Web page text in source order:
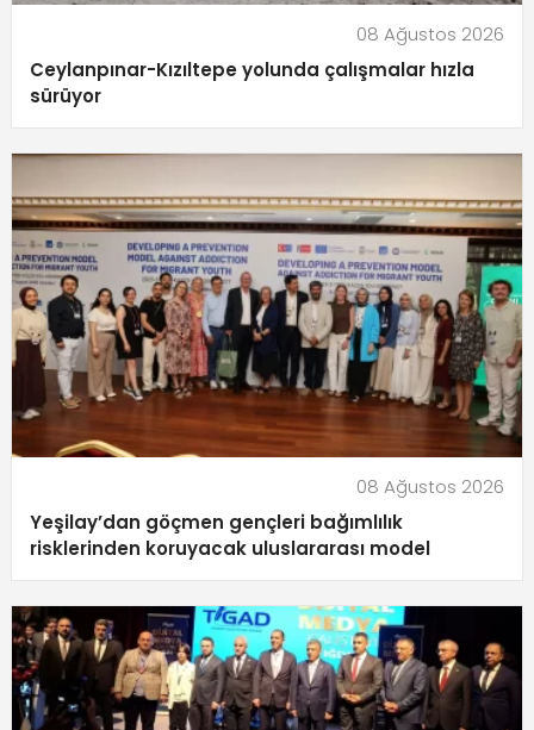
08 Ağustos 2026
Ceylanpınar-Kızıltepe yolunda çalışmalar hızla
sürüyor
08 Ağustos 2026
Yeşilay’dan göçmen gençleri bağımlılık
risklerinden koruyacak uluslararası model